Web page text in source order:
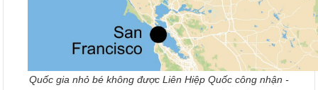
Quốc gia nhỏ bé không được Liên Hiệp Quốc công nhận -